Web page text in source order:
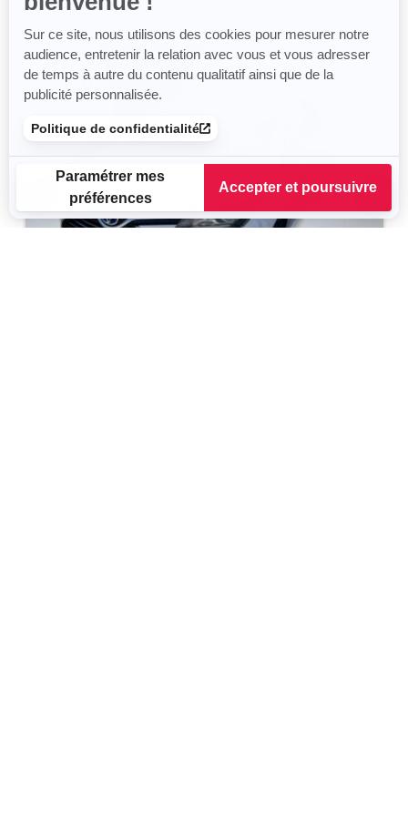
Sur ce site, nous utilisons des cookies pour mesurer notre
audience, entretenir la relation avec vous et vous adresser
de temps à autre du contenu qualitatif ainsi que de la
publicité personnalisée.
Politique de confidentialité
Paramétrer mes
préférences
Accepter et poursuivre
Axeptio consent
Plateforme de Gestion du Consentement : Personnalisez